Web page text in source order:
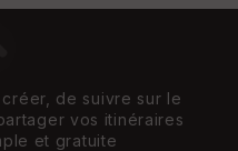
de suivre sur le
vos itinéraires
et gratuite